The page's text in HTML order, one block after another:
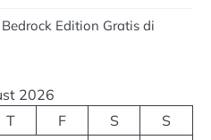
Edition Gratis di
2026
T F S
S